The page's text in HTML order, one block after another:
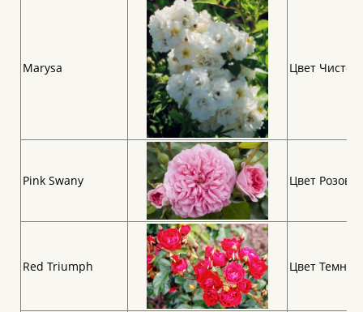
Marysa Цвет Чисто
Pink Swany Цвет
Red Triumph Цвет Темно-